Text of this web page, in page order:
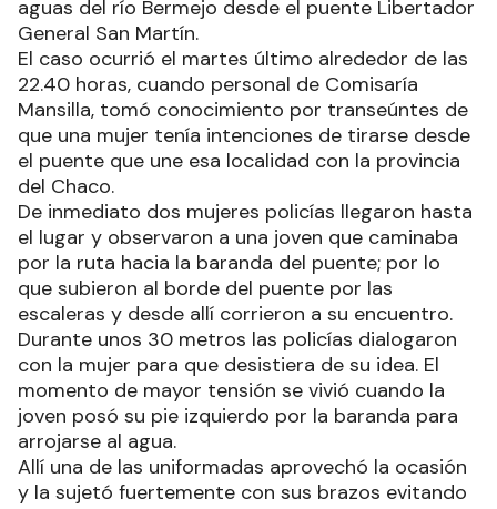
aguas del río Bermejo desde el puente Libertador
General San Martín.
El caso ocurrió el martes último alrededor de las
22.40 horas, cuando personal de Comisaría
Mansilla, tomó conocimiento por transeúntes de
que una mujer tenía intenciones de tirarse desde
el puente que une esa localidad con la provincia
del Chaco.
De inmediato dos mujeres policías llegaron hasta
el lugar y observaron a una joven que caminaba
por la ruta hacia la baranda del puente; por lo
que subieron al borde del puente por las
escaleras y desde allí corrieron a su encuentro.
Durante unos 30 metros las policías dialogaron
con la mujer para que desistiera de su idea. El
momento de mayor tensión se vivió cuando la
joven posó su pie izquierdo por la baranda para
arrojarse al agua.
Allí una de las uniformadas aprovechó la ocasión
y la sujetó fuertemente con sus brazos evitando